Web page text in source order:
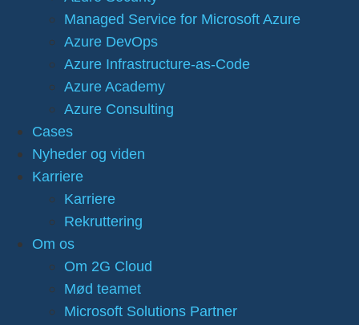
Managed Service for Microsoft Azure
Azure DevOps
Azure Infrastructure-as-Code
Azure Academy
Azure Consulting
Cases
Nyheder og viden
Karriere
Karriere
Rekruttering
Om os
Om 2G Cloud
Mød teamet
Microsoft Solutions Partner